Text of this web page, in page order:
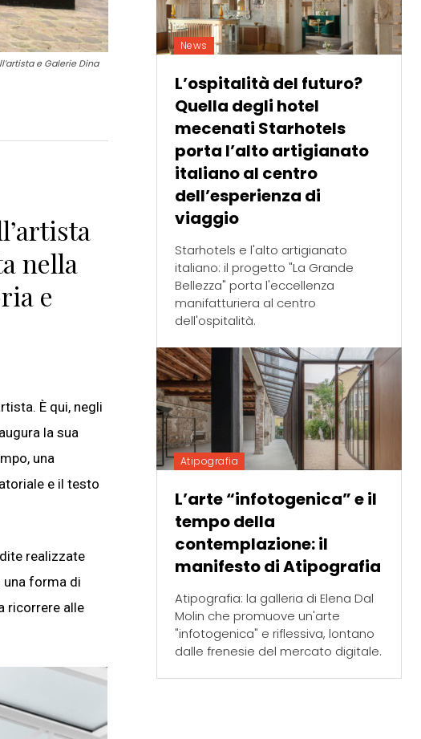
e Galerie Dina
nella
e
È qui, negli
la sua
una
e il testo
realizzate
una forma di
ricorrere alle
News
L’ospitalità del futuro?
Quella degli hotel
mecenati Starhotels
porta l’alto artigianato
italiano al centro
dell’esperienza di
viaggio
Starhotels e l'alto artigianato
italiano: il progetto "La Grande
Bellezza" porta l'eccellenza
manifatturiera al centro
dell'ospitalità.
Atipografia
L’arte “infotogenica” e il
tempo della
contemplazione: il
manifesto di Atipografia
Atipografia: la galleria di Elena Dal
Molin che promuove un'arte
"infotogenica" e riflessiva, lontano
dalle frenesie del mercato digitale.